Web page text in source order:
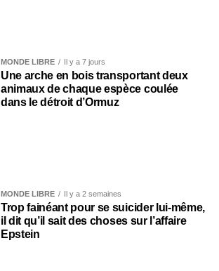
MONDE LIBRE Il y a 7 jours
Une arche en bois transportant deux
animaux de chaque espèce coulée
dans le détroit d’Ormuz
MONDE LIBRE Il y a 2 semaines
Trop fainéant pour se suicider lui-même,
il dit qu’il sait des choses sur l’affaire
Epstein